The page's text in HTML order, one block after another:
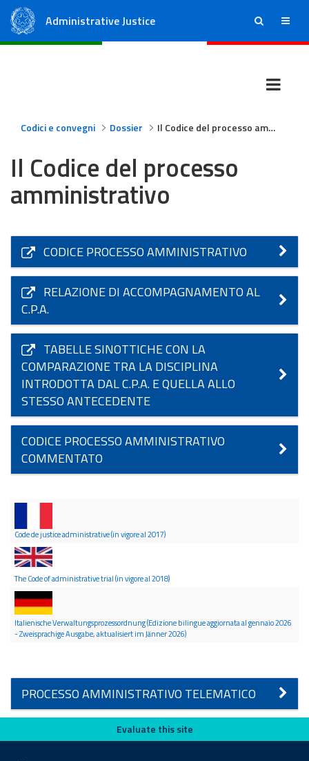
Administrative Justice ricerca menu
Codici e convegni Dossier Il Codice del processo amministrativo
Il Codice del processo
amministrativo
CODICE PROCESSO AMMINISTRATIVO
RELAZIONE DI ACCOMPAGNAMENTO AL
C.P.A.
TABELLE SINOTTICHE CON LA
COMPARAZIONE TRA LA DISCIPLINA
INTRODOTTA DAL C.P.A. E QUELLA ALLO
STESSO ANTECEDENTE
CODICE PROCESSO AMMINISTRATIVO
COMMENTATO
Code de justice administrative (in vigore al 2017)
The Code of administrative trial (in vigore al 2018)
Italienische Verwaltungsprozessordnung (Edizione bilingue aggiornata al gennaio 2026
- Zweisprachige Ausgabe, aktualisiert im Jänner 2026)
PROCESSO AMMINISTRATIVO TELEMATICO
Evaluate this siteEvaluate this site